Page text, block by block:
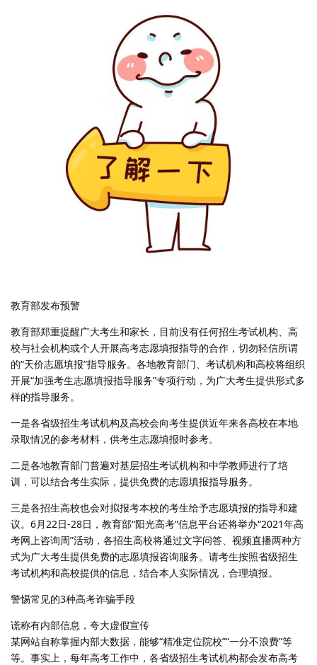
教育部发布预警
教育部郑重提醒广大考生和家长，目前没有任何招生考试机构、高
校与社会机构或个人开展高考志愿填报指导的合作，切勿轻信所谓
的“天价志愿填报”指导服务。各地教育部门、考试机构和高校将组织
开展“加强考生志愿填报指导服务”专项行动，为广大考生提供形式多
样的指导服务。
一是各省级招生考试机构及高校会向考生提供近年来各高校在本地
录取情况的参考材料，供考生志愿填报时参考。
二是各地教育部门普遍对基层招生考试机构和中学教师进行了培
训，可以结合考生实际，提供免费的志愿填报指导服务。
三是各招生高校也会对拟报考本校的考生给予志愿填报的指导和建
议。6月22日-28日，教育部“阳光高考”信息平台还将举办“2021年高
考网上咨询周”活动，各招生高校将通过文字问答、视频直播两种方
式为广大考生提供免费的志愿填报咨询服务。请考生按照省级招生
考试机构和高校提供的信息，结合本人实际情况，合理填报。
警惕常见的3种高考诈骗手段
谎称有内部信息，夸大虚假宣传
某网站自称掌握内部大数据，能够“精准定位院校”“一分不浪费”等
等。事实上，每年高考工作中，各省级招生考试机构都会发布高考